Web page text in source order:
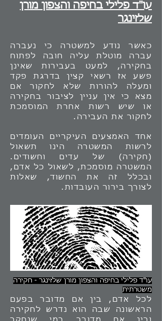
עו"ד פלילי בחיפה והצפון מורן
שלזינגר
כאשר נודע למשטרה כי נעברה
עברה מוטלת עליה חובה לפתוח
בחקירה, למעט בעבירות שאינן
פשע אז רשאי קצין בדרגת פקד
ומעלה להורות שלא לחקור אם
מצא כי אין עניין לציבור בחקירה
או שיש רשות אחרת המוסמכת
לחקור את העבירה.
אחד האמצעים העיקריים העומדים
לרשות המשטרה הינו תשאול
(חקירה) של עדים וחשודים.
המשטרה מוסמכת, לשאול כל אדם,
ובכלל זה את החשוד, שאלות
לצורך בירור העובדות.
עו"ד פלילי בחיפה והצפון מורן שלזינגר - חקירה
משטרתית
לכל אדם, בין אם מדובר בפעם
הראשונה שבה הוא נדרש לחקירה